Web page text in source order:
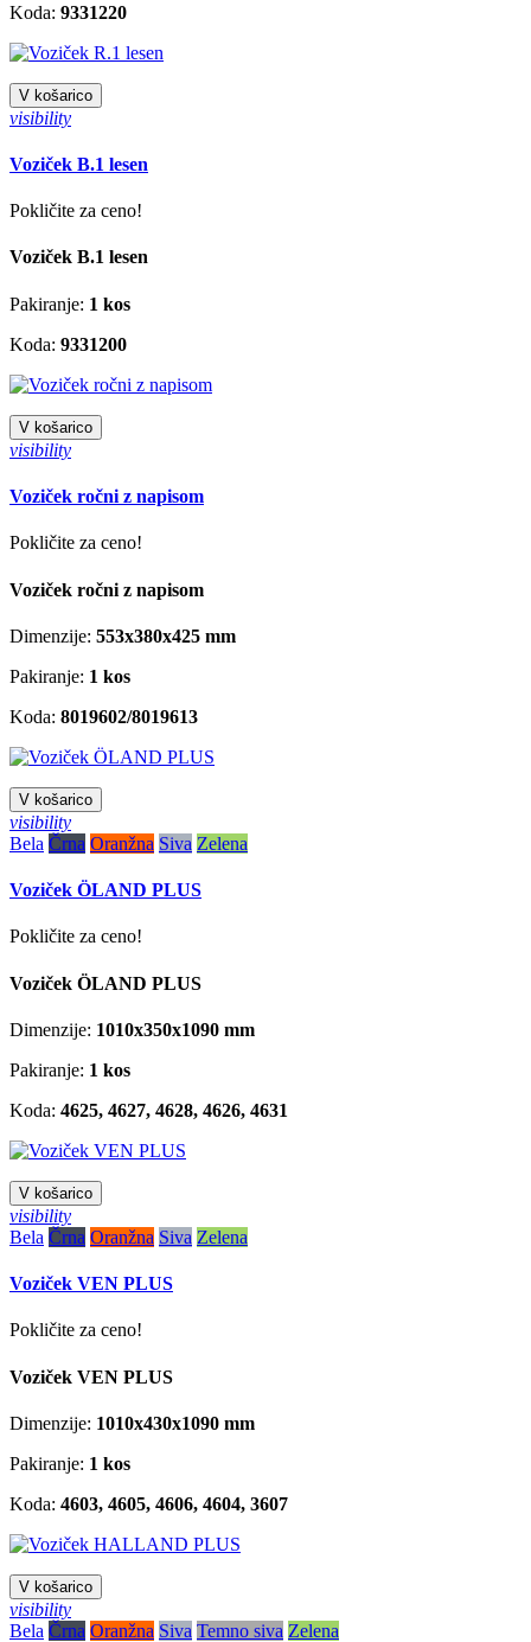
Koda: 9331220
V košarico
visibility
Voziček B.1 lesen
Pokličite za ceno!
Voziček B.1 lesen
Pakiranje: 1 kos
Koda: 9331200
V košarico
visibility
Voziček ročni z napisom
Pokličite za ceno!
Voziček ročni z napisom
Dimenzije: 553x380x425 mm
Pakiranje: 1 kos
Koda: 8019602/8019613
V košarico
visibility
Bela Črna Oranžna Siva Zelena
Voziček ÖLAND PLUS
Pokličite za ceno!
Voziček ÖLAND PLUS
Dimenzije: 1010x350x1090 mm
Pakiranje: 1 kos
Koda: 4625, 4627, 4628, 4626, 4631
V košarico
visibility
Bela Črna Oranžna Siva Zelena
Voziček VEN PLUS
Pokličite za ceno!
Voziček VEN PLUS
Dimenzije: 1010x430x1090 mm
Pakiranje: 1 kos
Koda: 4603, 4605, 4606, 4604, 3607
V košarico
visibility
Bela Črna Oranžna Siva Temno siva Zelena